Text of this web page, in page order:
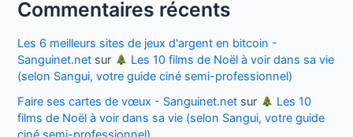
Commentaires récents
Les 6 meilleurs sites de jeux d'argent en bitcoin -
Sanguinet.net sur
Les 10 films de Noël à voir dans sa vie
(selon Sangui, votre guide ciné semi-professionnel)
Faire ses cartes de vœux - Sanguinet.net sur
Les 10
films de Noël à voir dans sa vie (selon Sangui, votre guide